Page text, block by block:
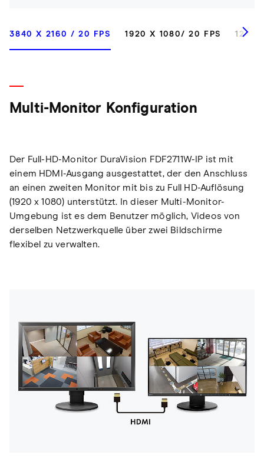
3840 X 2160 / 20 FPS 1920 X 1080/ 20 FPS 1280
Multi-Monitor Konfiguration
Der Full-HD-Monitor DuraVision FDF2711W-IP ist mit
einem HDMI-Ausgang ausgestattet, der den Anschluss
an einen zweiten Monitor mit bis zu Full HD-Auflösung
(1920 x 1080) unterstützt. In dieser Multi-Monitor-
Umgebung ist es dem Benutzer möglich, Videos von
derselben Netzwerkquelle über zwei Bildschirme
flexibel zu verwalten.